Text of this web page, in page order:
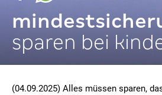
sparen bei
(04.09.2025) Alles müssen sparen,